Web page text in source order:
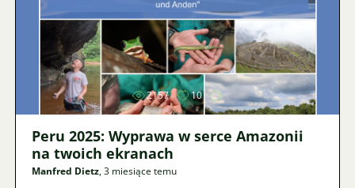
Zdjęcie
2157 10
Peru 2025: Wyprawa w serce Amazonii
na twoich ekranach
Manfred Dietz, 3 miesiące temu